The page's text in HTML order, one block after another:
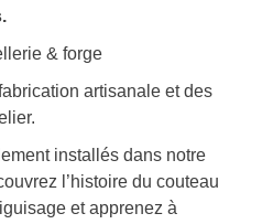
& forge
artisanale et des
installés dans notre
l’histoire du couteau
et apprenez à